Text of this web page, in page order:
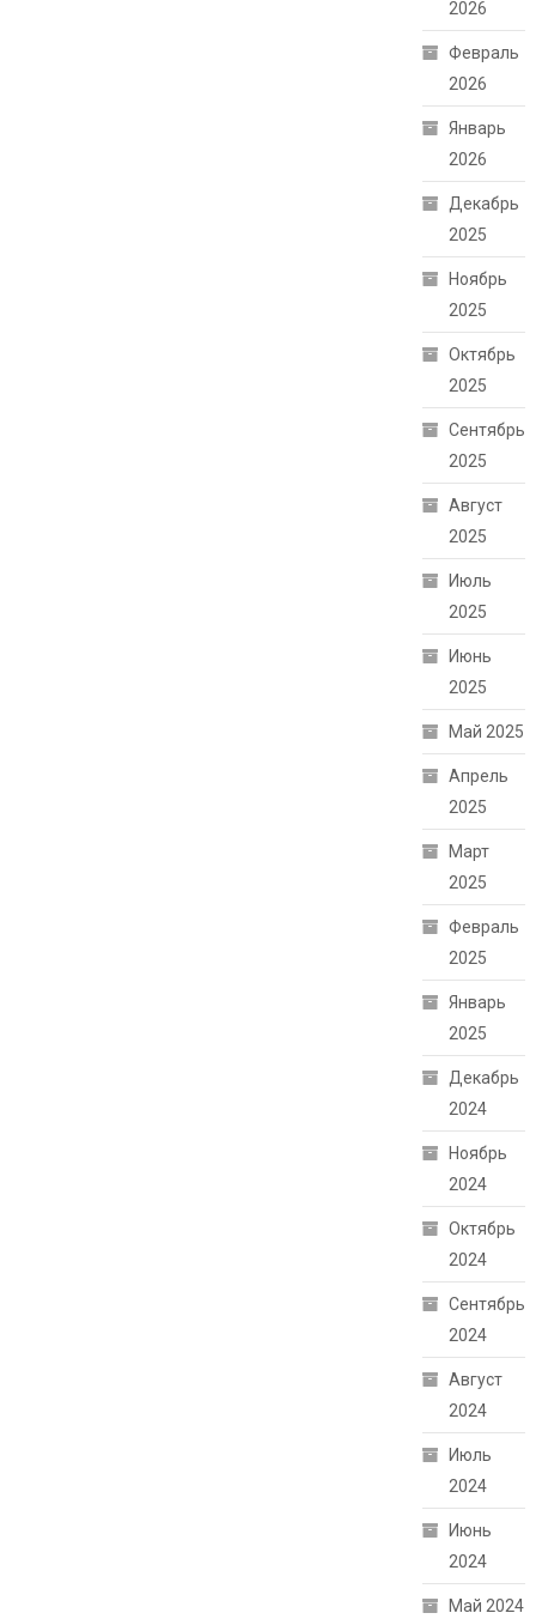
2026
Февраль
2026
Январь
2026
Декабрь
2025
Ноябрь
2025
Октябрь
2025
Сентябрь
2025
Август
2025
Июль
2025
Июнь
2025
Май 2025
Апрель
2025
Март
2025
Февраль
2025
Январь
2025
Декабрь
2024
Ноябрь
2024
Октябрь
2024
Сентябрь
2024
Август
2024
Июль
2024
Июнь
2024
Май 2024